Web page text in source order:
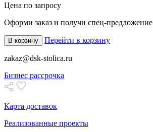
Цена по запросу
Оформи заказ и получи спец-предложение
В корзину Перейти в корзину
zakaz@dsk-stolica.ru
Бизнес рассрочка
Карта доставок
Реализованные проекты